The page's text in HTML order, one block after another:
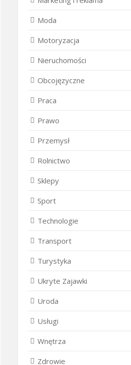
Moda
Motoryzacja
Nieruchomości
Obcojęzyczne
Praca
Prawo
Przemysł
Rolnictwo
Sklepy
Sport
Technologie
Transport
Turystyka
Ukryte Zajawki
Uroda
Usługi
Wnętrza
Zdrowie